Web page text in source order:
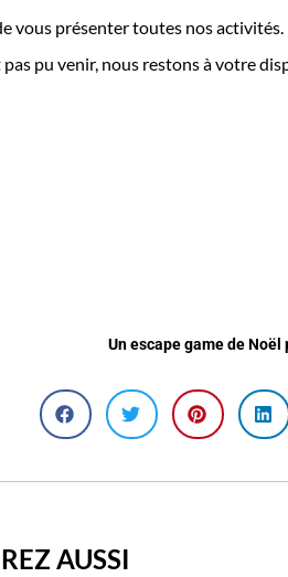
vous présenter toutes nos activités.
pu venir, nous restons à votre
Un escape game de
AUSSI